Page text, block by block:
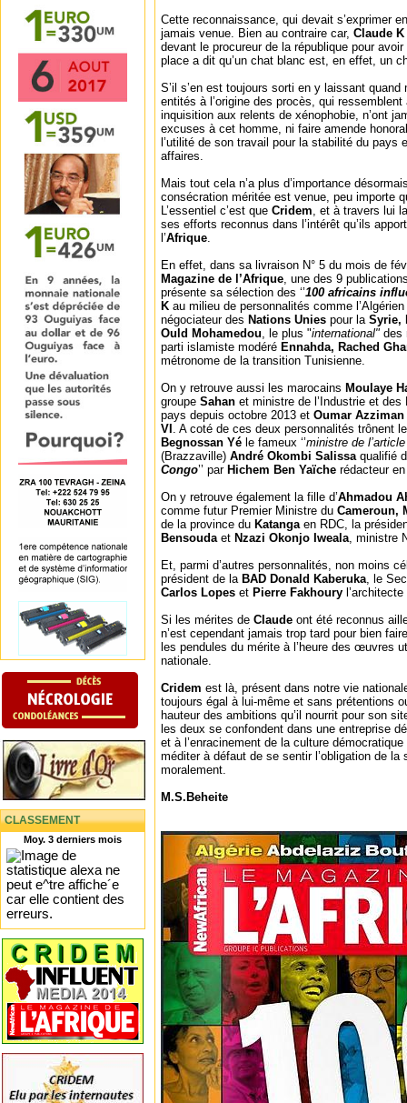
CLASSEMENT
Moy. 3 derniers mois
Cette reconnaissance, qui devait s’exprimer
jamais venue. Bien au contraire car, Claude K
devant le procureur de la république pour avoir
place a dit qu’un chat blanc est, en effet, un
S’il s’en est toujours sorti en y laissant
entités à l’origine des procès, qui ressemblent
inquisition aux relents de xénophobie, n’ont
excuses à cet homme, ni faire amende
l’utilité de son travail pour la stabilité du pays
affaires.
Mais tout cela n’a plus d’importance
consécration méritée est venue, peu importe
L’essentiel c’est que Cridem, et à travers lui
ses efforts reconnus dans l’intérêt qu’ils
l’Afrique.
En effet, dans sa livraison N° 5 du mois de
Magazine de l’Afrique, une des 9
présente sa sélection des ‘’100 africains
K au milieu de personnalités comme l’Algérien
négociateur des Nations Unies pour la Syrie,
Ould Mohamedou, le plus "international" des
parti islamiste modéré Ennahda, Rached
métronome de la transition Tunisienne.
On y retrouve aussi les marocains Moulaye
groupe Sahan et ministre de l’Industrie et
pays depuis octobre 2013 et Oumar Azziman
VI . A coté de ces deux personnalités trônent
Begnossan Yé le fameux ‘’ministre de
(Brazzaville) André Okombi Salissa qualifié
Congo’’ par Hichem Ben Yaïche rédacteur
On y retrouve également la fille d’Ahmadou
comme futur Premier Ministre du Cameroun,
de la province du Katanga en RDC, la
Bensoudaet Nzazi Okonjo Iweala, ministre
Et, parmi d’autres personnalités, non moins
président de la BAD Donald Kaberuka, le
Carlos Lopes et Pierre Fakhoury
Si les mérites de Claude ont été reconnus
n’est cependant jamais trop tard pour bien
les pendules du mérite à l’heure des œuvres
nationale.
Cridem est là, présent dans notre vie
toujours égal à lui-même et sans prétentions
hauteur des ambitions qu’il nourrit pour son
les deux se confondent dans une entreprise
et à l’enracinement de la culture
méditer à défaut de se sentir l’obligation de la
moralement.
M.S.Beheite